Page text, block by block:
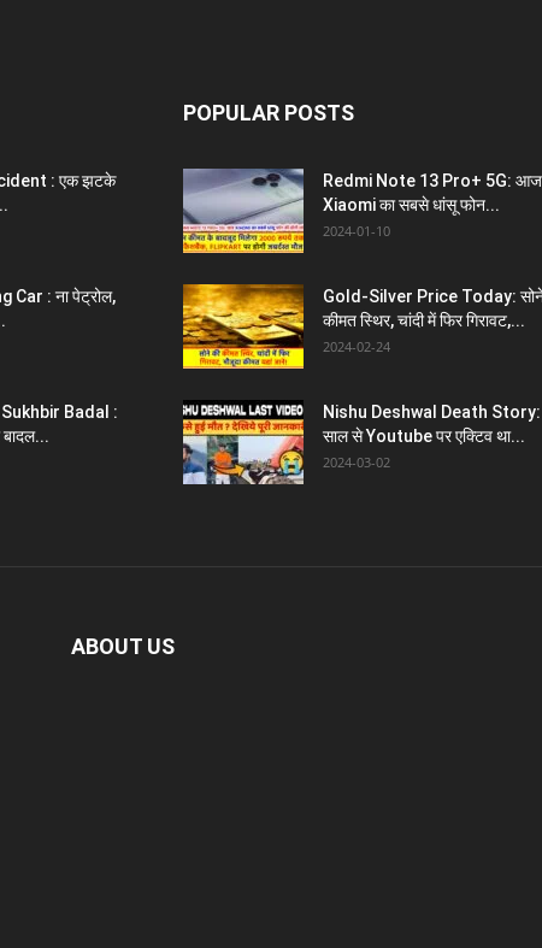
: एक झटके
Car : ना पेट्रोल,
Badal :
बादल...
POPULAR POSTS
Redmi Note 13 Pro+ 5G: आज
Xiaomi का सबसे धांसू फोन...
2024-01-10
Gold-Silver Price Today:
कीमत स्थिर, चांदी में फिर गिरावट,...
2024-02-24
Nishu Deshwal Death
साल से Youtube पर एक्टिव था...
2024-03-02
ABOUT US